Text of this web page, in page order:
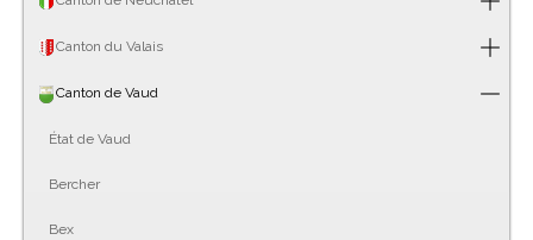
Canton du Valais
Canton de Vaud
État de Vaud
Bercher
Bex